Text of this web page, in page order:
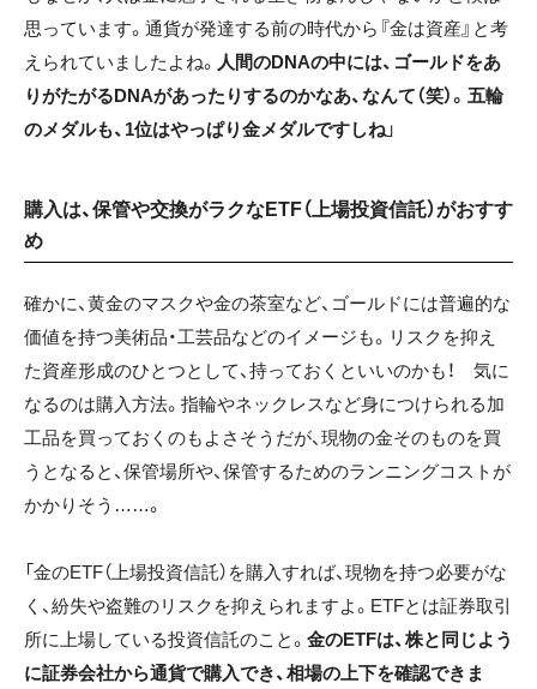
思っています。通貨が発達する前の時代から『金は資産』と考
えられていましたよね。 人間のDNAの中には、ゴールドをあ
りがたがるDNAがあったりするのかなあ、なんて（笑）。五輪
のメダルも、1位はやっぱり金メダルですしね 」
購入は、保管や交換がラクなETF（上場投資信託）がおすす
め
確かに、黄金のマスクや金の茶室など、ゴールドには普遍的な
価値を持つ美術品・工芸品などのイメージも。リスクを抑え
た資産形成のひとつとして、持っておくといいのかも！ 気に
なるのは購入方法。指輪やネックレスなど身につけられる加
工品を買っておくのもよさそうだが、現物の金そのものを買
うとなると、保管場所や、保管するためのランニングコストが
かかりそう……。
「金のETF（上場投資信託）を購入すれば、現物を持つ必要がな
く、紛失や盗難のリスクを抑えられますよ。ETFとは証券取引
所に上場している投資信託のこと。 金のETFは、株と同じよう
に証券会社から通貨で購入でき、相場の上下を確認できま